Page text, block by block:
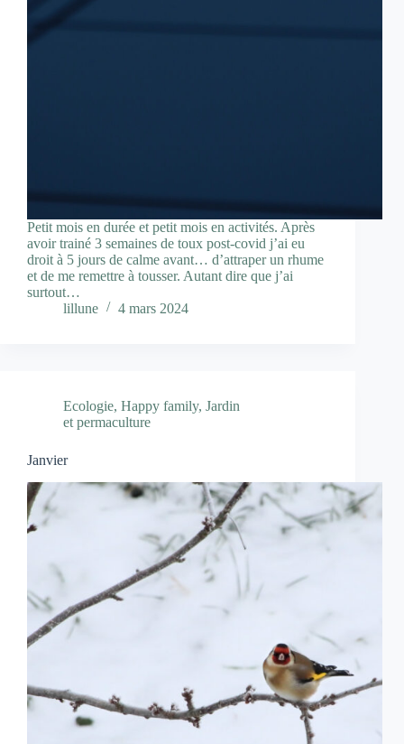
Petit mois en durée et petit mois en activités. Après
avoir trainé 3 semaines de toux post-covid j’ai eu
droit à 5 jours de calme avant… d’attraper un rhume
et de me remettre à tousser. Autant dire que j’ai
surtout…
lillune
4 mars 2024
Ecologie, Happy family, Jardin
et permaculture
Janvier